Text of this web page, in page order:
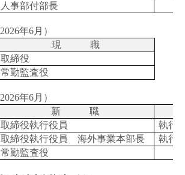
人事部付部長
2026年6月）
現 職
取締役
常勤監査役
2026年6月）
新 職
取締役執行役員
執行
取締役執行役員 海外事業本部長
執行
常勤監査役